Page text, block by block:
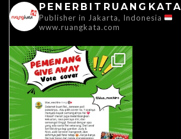
PENERBITRUANGKATA
Publisher in Jakarta, Indonesia
www.ruangkata.com